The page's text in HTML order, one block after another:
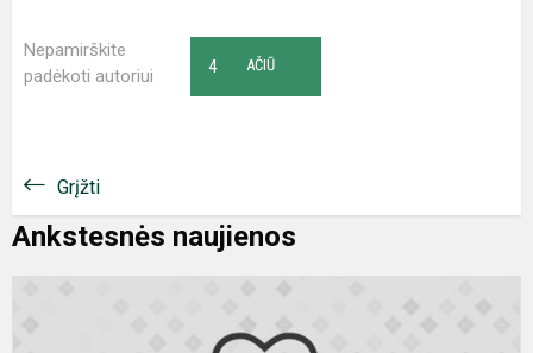
Nepamirškite
padėkoti autoriui
AČIŪ
4
Grįžti
Ankstesnės naujienos